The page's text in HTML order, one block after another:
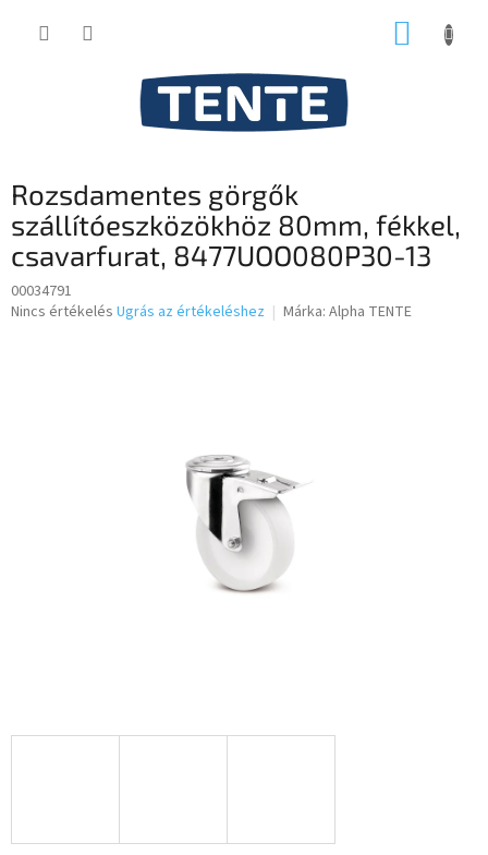
KOSÁR
Rozsdamentes görgők
szállítóeszközökhöz 80mm, fékkel,
csavarfurat, 8477UOO080P30-13
00034791
A
Nincs értékelés Ugrás az értékeléshez Márka: Alpha TENTE